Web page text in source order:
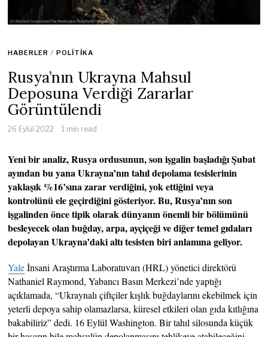
HABERLER / POLITIKA
Rusya’nın Ukrayna Mahsul
Deposuna Verdiği Zararlar
Görüntülendi
26 Eylül 2022 1 min read
Yeni bir analiz, Rusya ordusunun, son işgalin başladığı Şubat
ayından bu yana Ukrayna’nın tahıl depolama tesislerinin
yaklaşık %16’sına zarar verdiğini, yok ettiğini veya
kontrolünü ele geçirdiğini gösteriyor. Bu, Rusya’nın son
işgalinden önce tipik olarak dünyanın önemli bir bölümünü
besleyecek olan buğday, arpa, ayçiçeği ve diğer temel gıdaları
depolayan Ukrayna’daki altı tesisten biri anlamına geliyor.
Yaleİnsani Araştırma Laboratuvarı (HRL) yönetici direktörü
Nathaniel Raymond, Yabancı Basın Merkezi’nde yaptığı
açıklamada, “Ukraynalı çiftçiler kışlık buğdaylarını ekebilmek için
yeterli depoya sahip olamazlarsa, küresel etkileri olan gıda kıtlığına
bakabiliriz” dedi. 16 Eylül Washington. Bir tahıl silosunda küçük